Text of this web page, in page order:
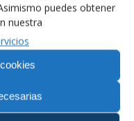
puedes obtener
nuestra
Siguiente
entrada:
Tbilisi Grand-Prix